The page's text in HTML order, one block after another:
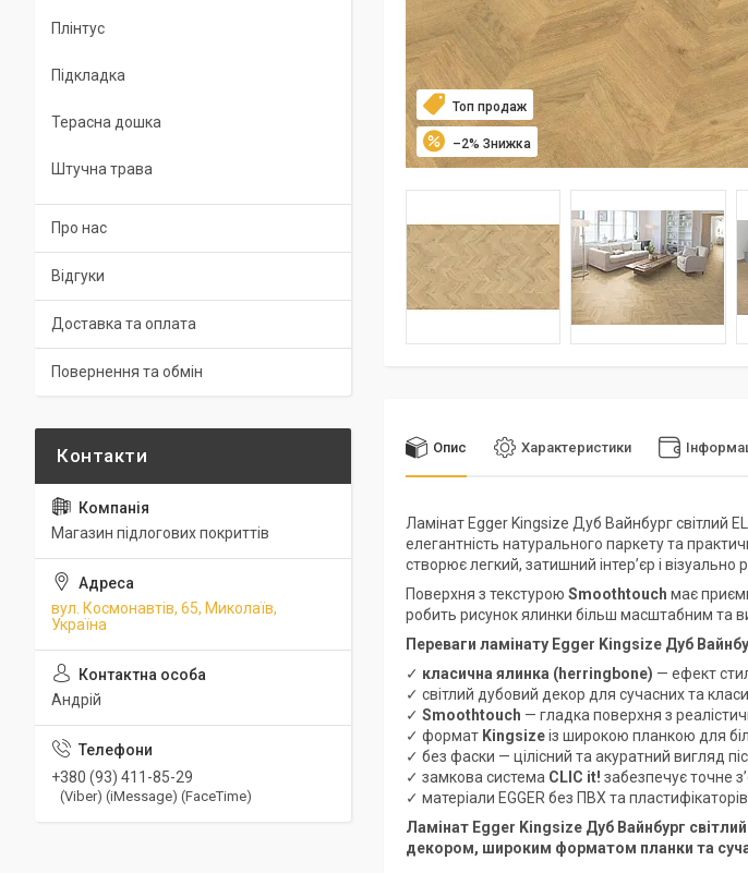
Топ продаж
–2%
Опис Характеристики
Ламінат Egger Kingsize Дуб Вайнбург світлий
елегантність натурального паркету та
створює легкий, затишний інтер’єр і візуально
Поверхня з текстурою Smoothtouch має
робить рисунок ялинки більш масштабним та
Переваги ламінату Egger Kingsize Дуб
✓ класична ялинка (herringbone) — ефект
✓ світлий дубовий декор для сучасних та
✓ Smoothtouch — гладка поверхня з
✓ формат Kingsizeіз широкою планкою для
✓ без фаски — цілісний та акуратний вигляд
✓ замкова система CLIC it! забезпечує точне
✓ матеріали EGGER без ПВХ та
Ламінат Egger Kingsize Дуб Вайнбург
декором, широким форматом планки та
Плінтус
Підкладка
Терасна дошка
Штучна трава
Про нас
Відгуки
Доставка та оплата
Повернення та обмін
Магазин підлогових покриттів
вул. Космонавтів, 65, Миколаїв,
Україна
Андрій
+380 (93) 411-85-29
(Viber) (iMessage) (FaceTime)